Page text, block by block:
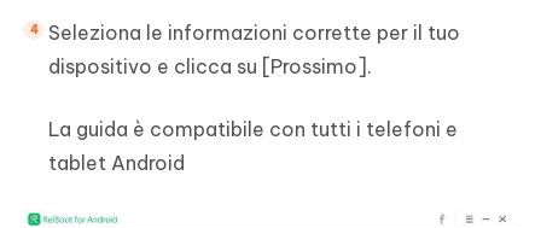
Seleziona le informazioni corrette per il tuo
dispositivo e clicca su [Prossimo].
La guida è compatibile con tutti i telefoni e
tablet Android